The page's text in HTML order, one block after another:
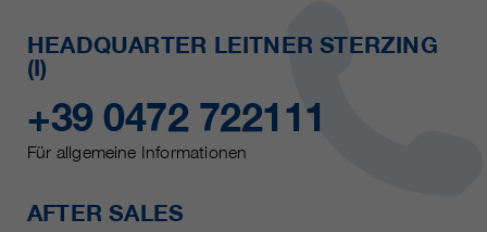
HEADQUARTER LEITNER STERZING
(I)
+39 0472 722111
Für allgemeine Informationen
AFTER SALES